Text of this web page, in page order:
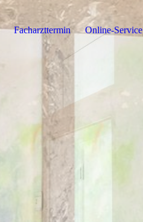
Facharzttermin Online-Service